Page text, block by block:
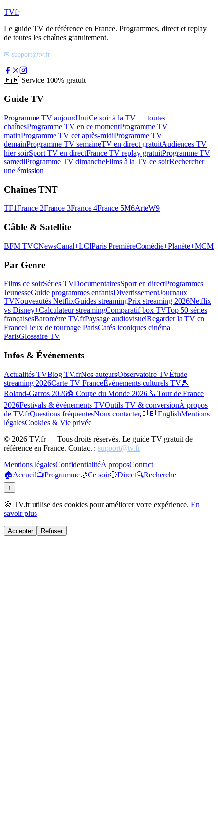
TVfr
Le guide TV de référence en France. Programmes, direct et replay
de toutes les chaînes gratuitement.
✉ support@tv.fr
🇫🇷 Service 100% gratuit
Guide TV
Programme TV aujourd'huiCe soir à la TV — toutes
chaînesProgramme TV en ce momentProgramme TV
matinProgramme TV cet après-midiProgramme TV
demainProgramme TV semaineTV en direct gratuitAudiences TV
hier soirSport TV en directFrance TV replay gratuitProgramme TV
samediProgramme TV dimancheFilms à la TV ce soirRechercher
une émission
Chaînes TNT
TF1France 2France 3France 4France 5M6ArteW9
Câble & Satellite
BFM TVCNewsCanal+LCIParis PremièreComédie+Planète+MCM
Par Genre
Films ce soirSéries TVDocumentairesSport en directProgrammes
JeunesseGuide programmes enfantsDivertissementJournaux
TVNouveautés NetflixGuides streamingPrix streaming 2026Netflix
vs Disney+Calculateur streamingComparatif box TVTop 50 séries
françaisesBaromètre TV.frPaysage audiovisuelRegarder la TV en
FranceLieux de tournage ParisCafés iconiques cinéma
ParisGlossaire TV
Infos & Événements
Actualités TVBlog TV.frNos auteursObservatoire TVÉtude
streaming 2026Carte TV FranceÉvénements culturels TV🎾
Roland-Garros 2026⚽ Coupe du Monde 2026🚴 Tour de France
2026Festivals & événements TVOutils TV & conversionÀ propos
de TV.frQuestions fréquentesNous contacter🇬🇧 EnglishMentions
légalesCookies & Vie privée
© 2026 TV.fr — Tous droits réservés. Le guide TV gratuit de
référence en France. Contact : support@tv.fr
Mentions légalesConfidentialitéÀ proposContact
🏠Accueil📺Programme🌙Ce soir🔴Direct🔍Recherche
↑
🍪 TV.fr utilise des cookies pour améliorer votre expérience. En
savoir plus
Accepter Refuser